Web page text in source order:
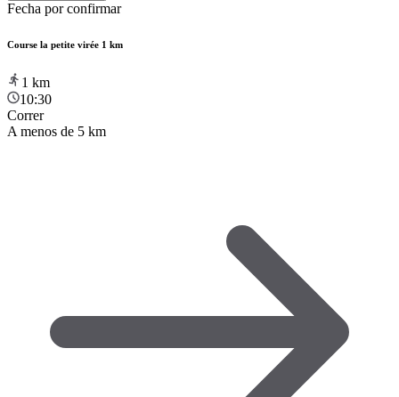
Fecha por confirmar
Course la petite virée 1 km
1 km
10:30
Correr
A menos de 5 km